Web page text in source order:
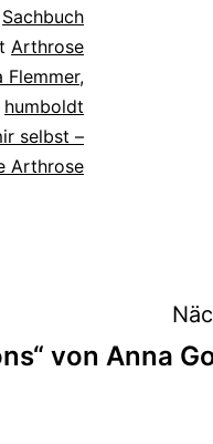
Sachbuch
Arthrose
Flemmer,
humboldt
selbst –
Arthrose
von Anna